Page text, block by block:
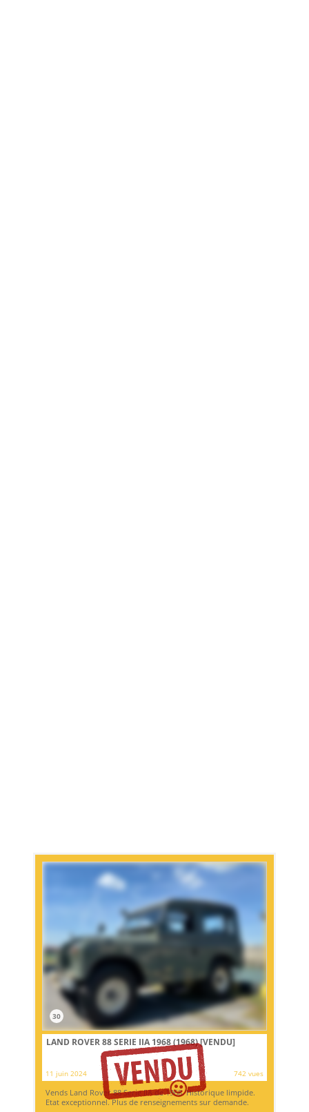
30
LAND ROVER 88 SERIE IIA 1968 (1968)[VENDU]
11 juin 2024 742 vues
Vends Land Rover 88 Serie IIA de 1968. Historique limpide.
Etat exceptionnel. Plus de renseignements sur demande.